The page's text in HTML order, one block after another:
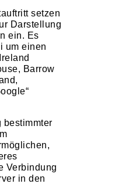
setzen
Darstellung
ein. Es
um einen
Barrow
bestimmter
Verbindung
in den